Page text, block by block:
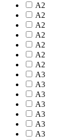
A2
A2
A2
A2
A2
A2
A2
A3
A3
A3
A3
A3
A3
A3